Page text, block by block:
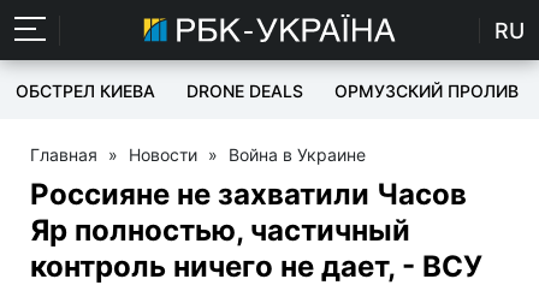
RU
ОБСТРЕЛ КИЕВА DRONE DEALS ОРМУЗСКИЙ ПРОЛИВ
Главная » Новости » Война в Украине
Россияне не захватили Часов
Яр полностью, частичный
контроль ничего не дает, - ВСУ